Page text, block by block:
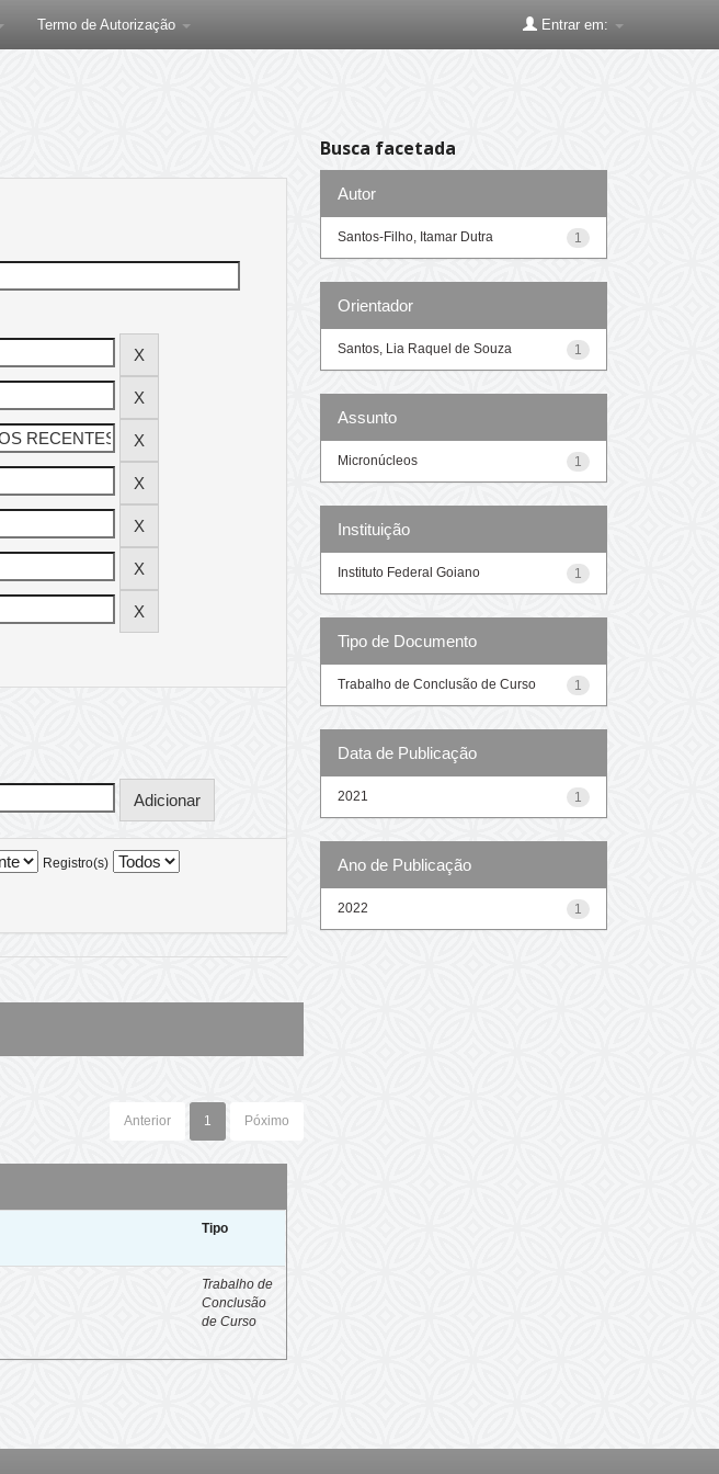
Termo de Autorização Entrar em:
Registro(s)
Anterior 1 Póximo
Tipo
Trabalho de
Conclusão
de Curso
Busca facetada
Autor
1
Santos-Filho, Itamar Dutra
Orientador
1
Santos, Lia Raquel de Souza
Assunto
1
Micronúcleos
Instituição
1
Instituto Federal Goiano
Tipo de Documento
1
Trabalho de Conclusão de Curso
Data de Publicação
1
2021
Ano de Publicação
1
2022